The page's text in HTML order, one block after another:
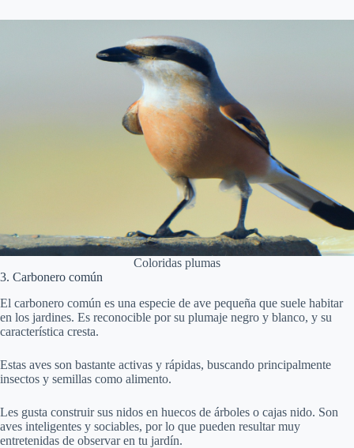
Coloridas plumas
3. Carbonero común
El carbonero común es una especie de ave pequeña que suele habitar
en los jardines. Es reconocible por su plumaje negro y blanco, y su
característica cresta.
Estas aves son bastante activas y rápidas, buscando principalmente
insectos y semillas como alimento.
Les gusta construir sus nidos en huecos de árboles o cajas nido. Son
aves inteligentes y sociables, por lo que pueden resultar muy
entretenidas de observar en tu jardín.